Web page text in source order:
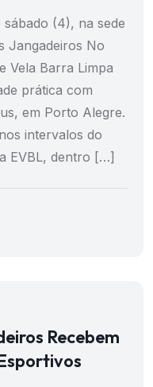
(4), na sede
Jangadeiros No
Vela Barra Limpa
prática com
em Porto Alegre.
intervalos do
EVBL, dentro […]
Recebem